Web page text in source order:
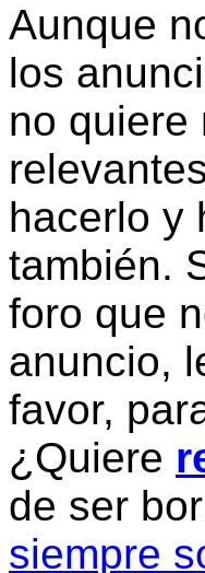
Aunque
los
no quiere
hacerlo y
también.
foro que
anuncio,
favor,
¿Quiere
de ser
siempre